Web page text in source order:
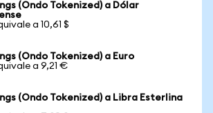
(Ondo Tokenized) a Dólar
a 10,61 $
(Ondo Tokenized) a Euro
a 9,21 €
(Ondo Tokenized) a Libra Esterlina